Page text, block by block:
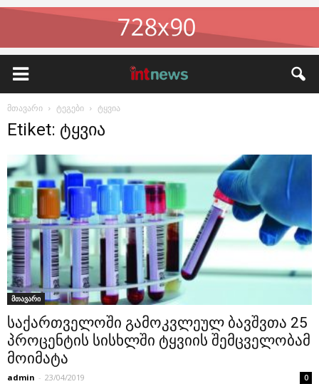
მთავარი ტეგები ტყვია
Etiket: ტყვია
მთავარი
საქართველოში გამოკვლეულ ბავშვთა 25
პროცენტის სისხლში ტყვიის შემცველობამ
მოიმატა
admin - 23/04/2019 0